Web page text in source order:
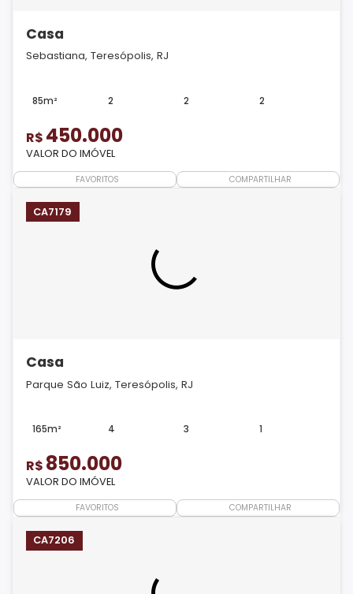
Casa
Sebastiana, Teresópolis, RJ
85m² 2 2 2
R$ 450.000
VALOR DO IMÓVEL
FAVORITOS COMPARTILHAR
CA7179
Casa
Parque São Luiz, Teresópolis, RJ
165m² 4 3 1
R$ 850.000
VALOR DO IMÓVEL
FAVORITOS COMPARTILHAR
CA7206